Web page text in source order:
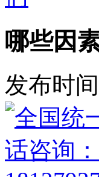
哪些因
发布时